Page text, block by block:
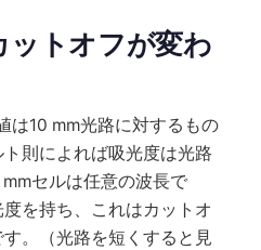
ットオフが変わ
は10 mm光路に対するもの
則によれば吸光度は光路
セルは任意の波長で
を持ち、これはカットオ
。（光路を短くすると見